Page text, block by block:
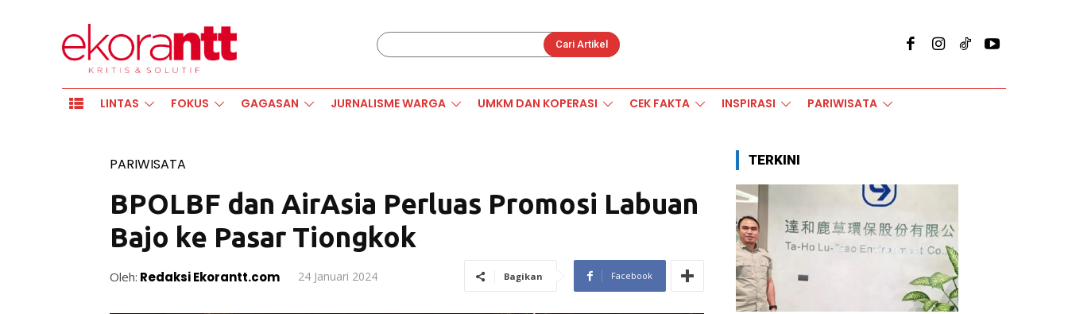
Cari Artikel
LINTAS FOKUS GAGASAN JURNALISME WARGA UMKM DAN KOPERASI CEK FAKTA INSPIRASI PARIWISATA
PARIWISATA
BPOLBF dan AirAsia Perluas Promosi Labuan
Bajo ke Pasar Tiongkok
Oleh: Redaksi Ekorantt.com 24 Januari 2024 Bagikan Facebook
TERKINI